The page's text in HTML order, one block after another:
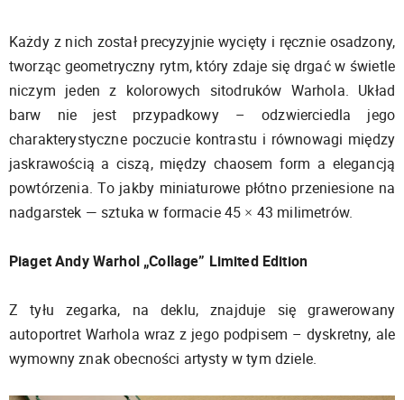
Każdy z nich został precyzyjnie wycięty i ręcznie osadzony,
tworząc geometryczny rytm, który zdaje się drgać w świetle
niczym jeden z kolorowych sitodruków Warhola. Układ
barw nie jest przypadkowy – odzwierciedla jego
charakterystyczne poczucie kontrastu i równowagi między
jaskrawością a ciszą, między chaosem form a elegancją
powtórzenia. To jakby miniaturowe płótno przeniesione na
nadgarstek — sztuka w formacie 45 × 43 milimetrów.
Piaget Andy Warhol „Collage” Limited Edition
Z tyłu zegarka, na deklu, znajduje się grawerowany
autoportret Warhola wraz z jego podpisem – dyskretny, ale
wymowny znak obecności artysty w tym dziele.